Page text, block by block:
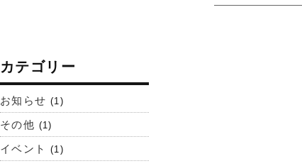
カテゴリー
お知らせ (1)
その他 (1)
イベント (1)